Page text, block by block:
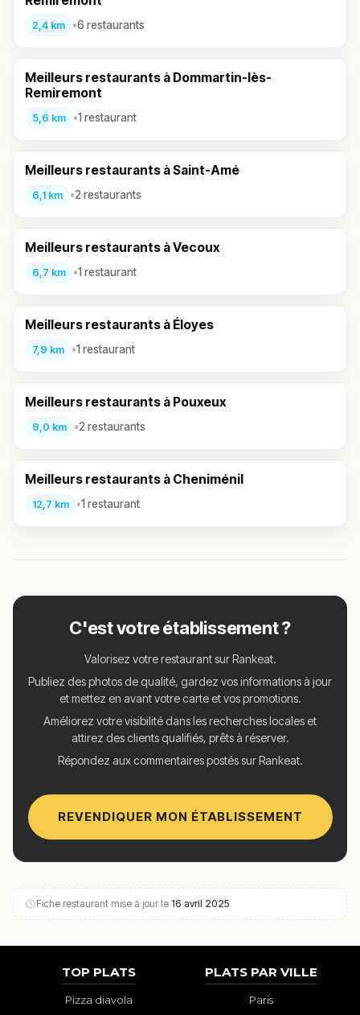
2,4 km •6 restaurants
Meilleurs restaurants à Dommartin-lès-
Remiremont
5,6 km •1 restaurant
Meilleurs restaurants à Saint-Amé
6,1 km •2 restaurants
Meilleurs restaurants à Vecoux
6,7 km •1 restaurant
Meilleurs restaurants à Éloyes
7,9 km •1 restaurant
Meilleurs restaurants à Pouxeux
9,0 km •2 restaurants
Meilleurs restaurants à Cheniménil
12,7 km •1 restaurant
C'est votre établissement ?
Valorisez votre restaurant sur Rankeat.
Publiez des photos de qualité, gardez vos informations à jour
et mettez en avant votre carte et vos promotions.
Améliorez votre visibilité dans les recherches locales et
attirez des clients qualifiés, prêts à réserver.
Répondez aux commentaires postés sur Rankeat.
REVENDIQUER MON ÉTABLISSEMENT
Fiche restaurant mise à jour le 16 avril 2025
TOP PLATS
Pizza diavola
PLATS PAR VILLE
Paris